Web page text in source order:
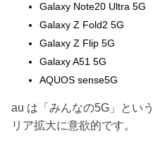
Galaxy Note20 Ultra 5G
Galaxy Z Fold2 5G
Galaxy Z Flip 5G
Galaxy A51 5G
AQUOS sense5G
au は「みんなの5G」とい
リア拡大に意欲的です。